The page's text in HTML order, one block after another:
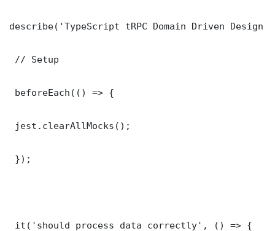
describe('TypeScript tRPC Domain Driven
// Setup
beforeEach(() => {
jest.clearAllMocks();
});
it('should process data correctly', () => {